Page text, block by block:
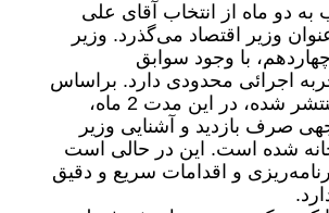
به دو ماه از انتخاب آقای علی
وزیر اقتصاد می‌گذرد. وزیر
با وجود سوابق
اجرائی محدودی دارد. براساس
گزارش‌های منتشر شده، در این مدت 2 ماه،
صرف بازدید و آشنایی وزیر
شده است. این در حالی است
و اقدامات سریع و دقیق